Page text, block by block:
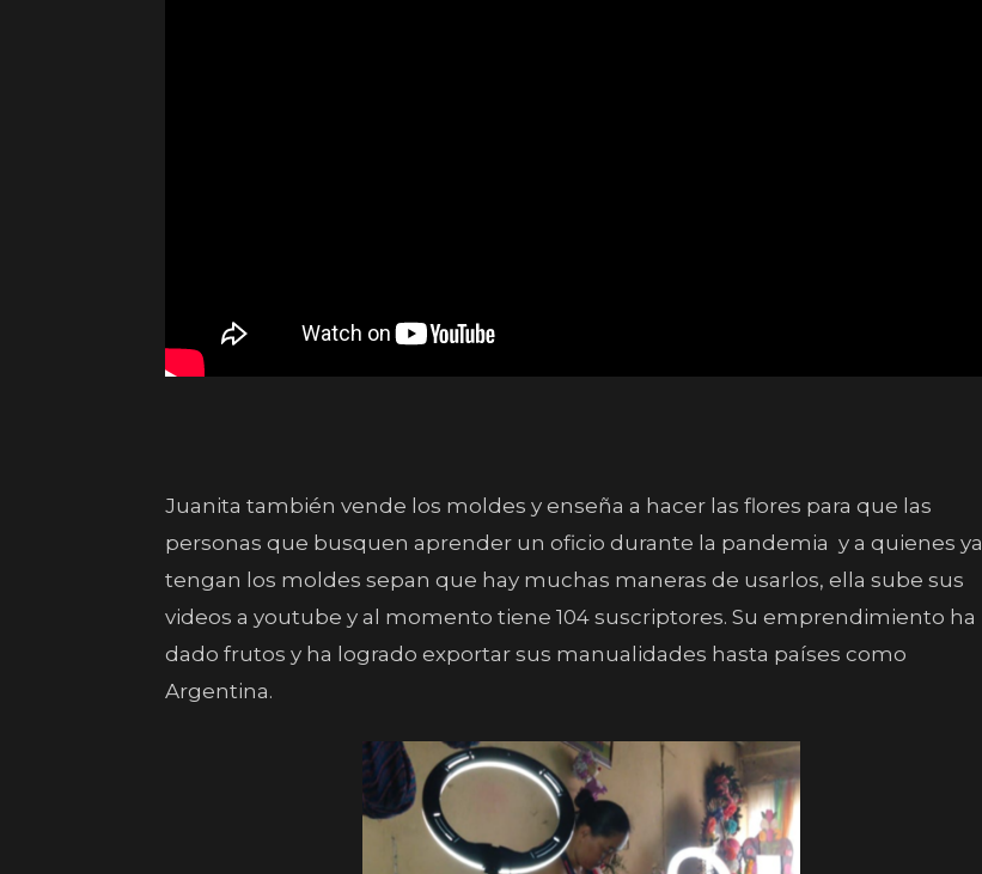
Juanita también vende los moldes y enseña a hacer las flores para que las
personas que busquen aprender un oficio durante la pandemia y a quienes ya
tengan los moldes sepan que hay muchas maneras de usarlos, ella sube sus
videos a youtube y al momento tiene 104 suscriptores. Su emprendimiento ha
dado frutos y ha logrado exportar sus manualidades hasta países como
Argentina.